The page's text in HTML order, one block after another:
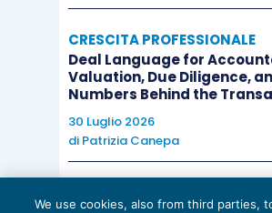
CRESCITA PROFESSIONALE
Deal Language for
Valuation, Due Diligence,
Numbers Behind the
30 Luglio 2026
di Patrizia Canepa
We use cookies, also from third parties,